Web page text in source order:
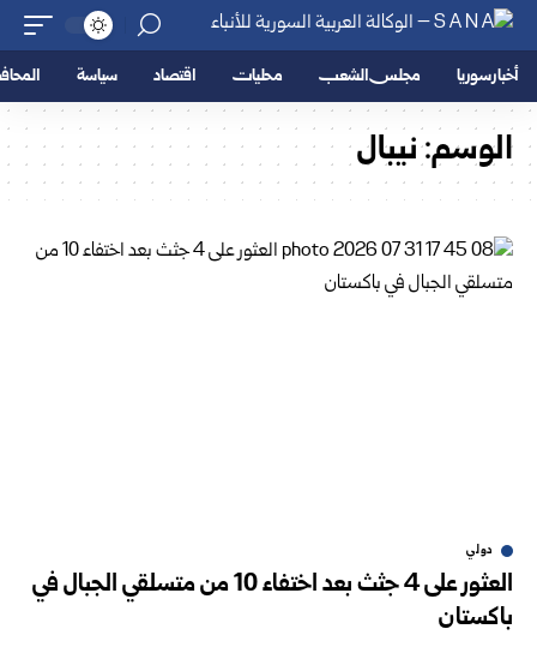
أخبار سوريا مجلس الشعب محليات اقتصاد سياسة
الوسم:نيبال
دولي
العثور على 4 جثث بعد اختفاء 10 من متسلقي الجبال في
باكستان